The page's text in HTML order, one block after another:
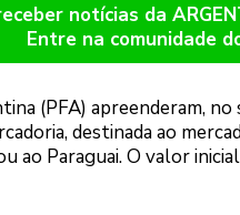
notícias da
Entre na comunidade
(PFA) apreenderam,
destinada ao
ao Paraguai. O valor